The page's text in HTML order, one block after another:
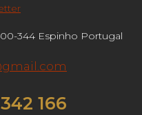
344 Espinho Portugal
166